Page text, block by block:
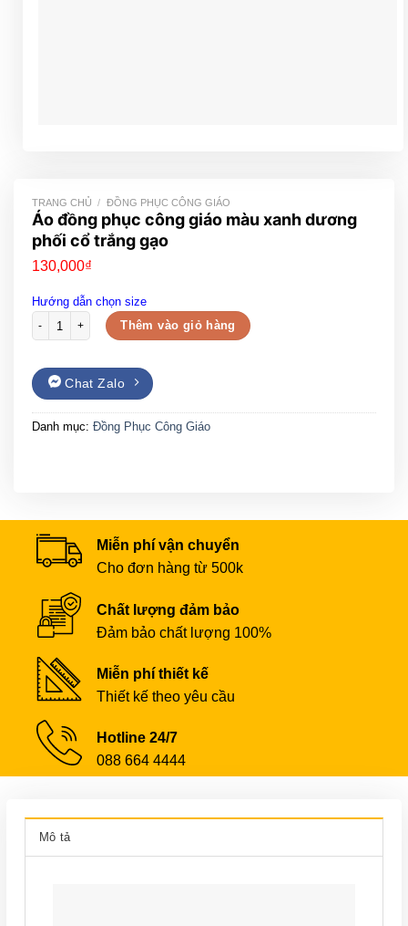
TRANG CHỦ / ĐỒNG PHỤC CÔNG GIÁO
Áo đồng phục công giáo màu xanh dương
phối cổ trắng gạo
130,000₫
Hướng dẫn chọn size
Áo đồng phục công giáo màu xanh dương phối cổ trắng gạo số lượng
Thêm vào giỏ hàng
Chat Zalo
Danh mục: Đồng Phục Công Giáo
Miễn phí vận chuyển
Cho đơn hàng từ 500k
Chất lượng đảm bảo
Đảm bảo chất lượng 100%
Miễn phí thiết kế
Thiết kế theo yêu cầu
Hotline 24/7
088 664 4444
Mô tả